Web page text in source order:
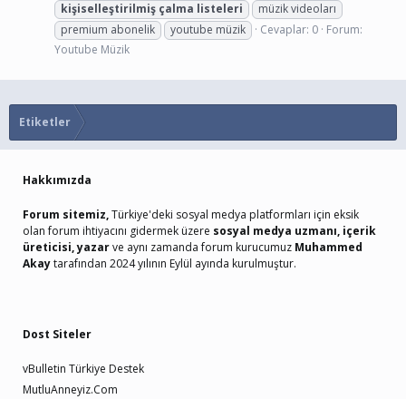
kişiselleştirilmiş çalma listeleri
müzik videoları
premium abonelik
youtube müzik Cevaplar: 0 Forum:
Youtube Müzik
Etiketler
Hakkımızda
Forum sitemiz,Türkiye'deki sosyal medya platformları için eksik
olan forum ihtiyacını gidermek üzere sosyal medya uzmanı, içerik
üreticisi, yazarve aynı zamanda forum kurucumuz Muhammed
Akaytarafından 2024 yılının Eylül ayında kurulmuştur.
Dost Siteler
vBulletin Türkiye Destek
MutluAnneyiz.Com